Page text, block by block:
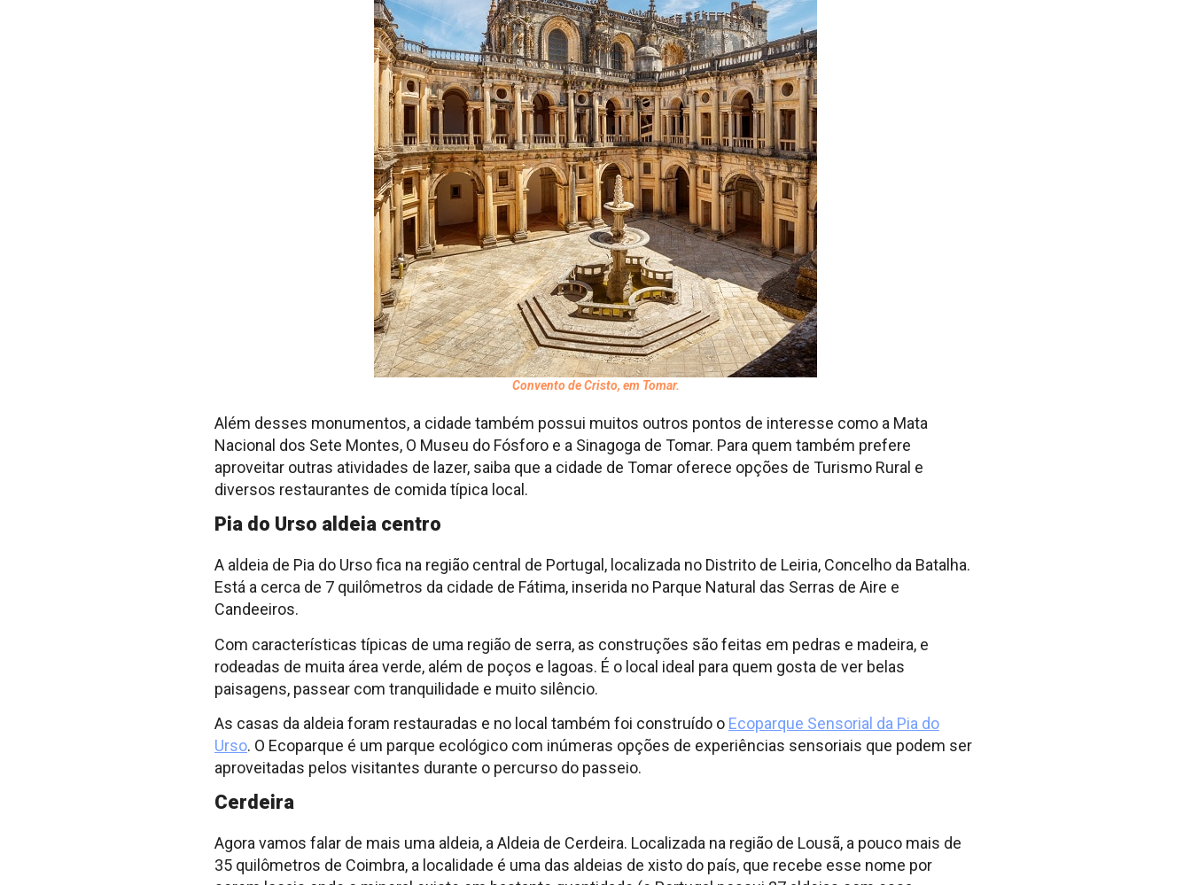
Convento de Cristo, em Tomar.
Além desses monumentos, a cidade também possui muitos outros pontos de interesse como a Mata
Nacional dos Sete Montes, O Museu do Fósforo e a Sinagoga de Tomar. Para quem também prefere
aproveitar outras atividades de lazer, saiba que a cidade de Tomar oferece opções de Turismo Rural e
diversos restaurantes de comida típica local.
Pia do Urso aldeia centro
A aldeia de Pia do Urso fica na região central de Portugal, localizada no Distrito de Leiria, Concelho da Batalha.
Está a cerca de 7 quilômetros da cidade de Fátima, inserida no Parque Natural das Serras de Aire e
Candeeiros.
Com características típicas de uma região de serra, as construções são feitas em pedras e madeira, e
rodeadas de muita área verde, além de poços e lagoas. É o local ideal para quem gosta de ver belas
paisagens, passear com tranquilidade e muito silêncio.
As casas da aldeia foram restauradas e no local também foi construído o Ecoparque Sensorial da Pia do
Urso. O Ecoparque é um parque ecológico com inúmeras opções de experiências sensoriais que podem ser
aproveitadas pelos visitantes durante o percurso do passeio.
Cerdeira
Agora vamos falar de mais uma aldeia, a Aldeia de Cerdeira. Localizada na região de Lousã, a pouco mais de
35 quilômetros de Coimbra, a localidade é uma das aldeias de xisto do país, que recebe esse nome por